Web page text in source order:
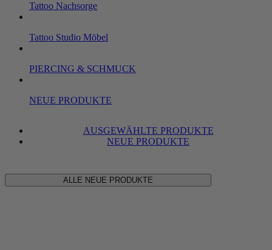
Tattoo Nachsorge
Tattoo Studio Möbel
PIERCING & SCHMUCK
NEUE PRODUKTE
AUSGEWÄHLTE PRODUKTE
NEUE PRODUKTE
ALLE NEUE PRODUKTE